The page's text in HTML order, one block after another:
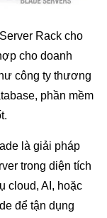
Rack cho
cho doanh
công ty thương
phần mềm
là giải pháp
trong diện tích
cloud, AI, hoặc
để tận dụng